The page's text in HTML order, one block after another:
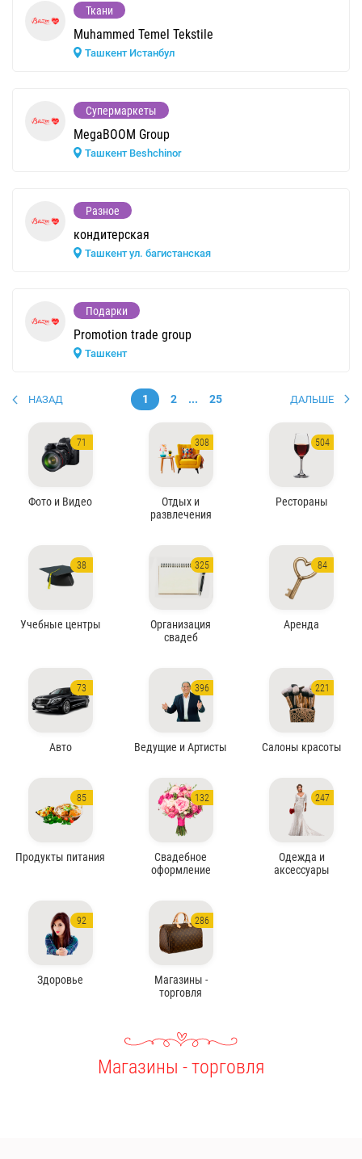
Ткани
Muhammed Temel Tekstile
Ташкент Истанбул
Супермаркеты
MegaBOOM Group
Ташкент Beshchinor
Разное
кондитерская
Ташкент ул. багистанская
Подарки
Promotion trade group
Ташкент
НАЗАД 1 2 ... 25 ДАЛЬШЕ
71
Фото и Видео
308
Отдых и
развлечения
504
Рестораны
38
Учебные центры
325
Организация
свадеб
84
Аренда
73
Авто
396
Ведущие и Артисты
221
Салоны красоты
85
Продукты питания
132
Свадебное
оформление
247
Одежда и
аксессуары
92
Здоровье
286
Магазины -
торговля
Магазины - торговля